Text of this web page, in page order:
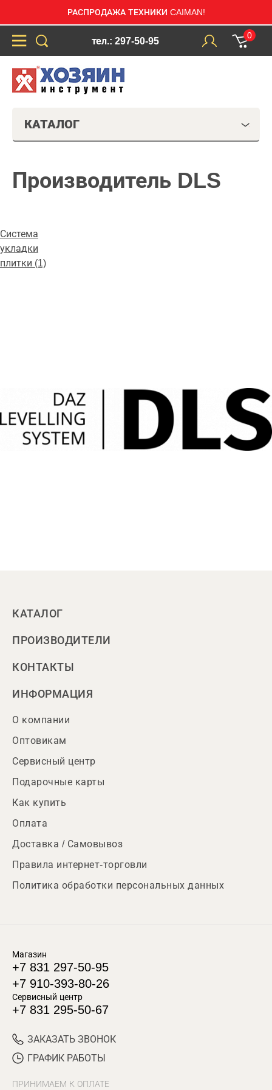
РАСПРОДАЖА ТЕХНИКИ CAIMAN!
тел.: 297-50-95
0
КАТАЛОГ
Производитель DLS
Система
укладки
плитки (1)
КАТАЛОГ
ПРОИЗВОДИТЕЛИ
КОНТАКТЫ
ИНФОРМАЦИЯ
О компании
Оптовикам
Сервисный центр
Подарочные карты
Как купить
Оплата
Доставка / Самовывоз
Правила интернет-торговли
Политика обработки персональных данных
Магазин
+7 831 297-50-95
+7 910-393-80-26
Сервисный центр
+7 831 295-50-67
ЗАКАЗАТЬ ЗВОНОК
ГРАФИК РАБОТЫ
ПРИНИМАЕМ К ОПЛАТЕ